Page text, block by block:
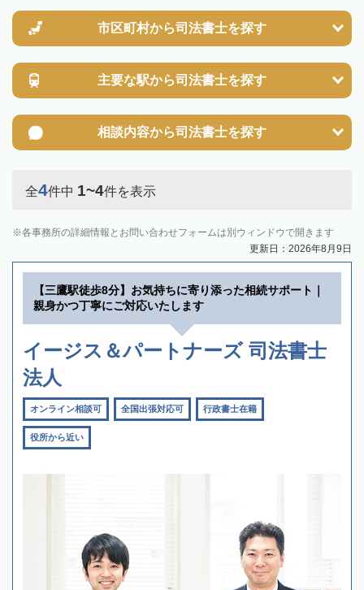
市区町村から司法書士を探す
主要な駅から司法書士を探す
相談内容から司法書士を探す
全4件中 1~4件を表示
各事務所の詳細情報とお問い合わせフォームは別ウィンドウで開きます
更新日：2026年8月9日
【三鷹駅徒歩8分】お気持ちに寄り添った相続サポート｜
親身かつ丁寧にご対応いたします
イージス＆パートナーズ 司法書士
法人
オンライン相談可 全国出張対応可 行政書士在籍
役所から近い